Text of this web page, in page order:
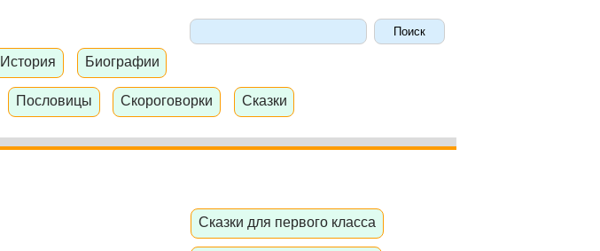
История Биографии
Пословицы Скороговорки Сказки
Сказки для первого класса